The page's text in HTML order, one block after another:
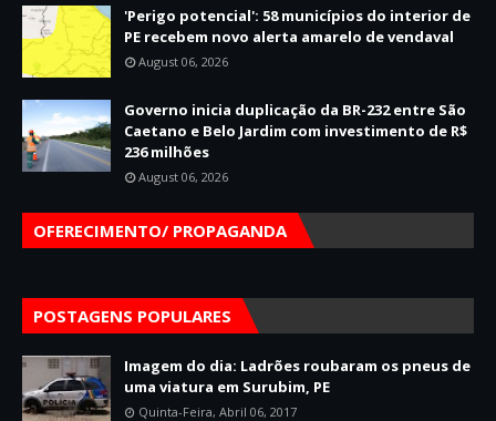
'Perigo potencial': 58 municípios do interior de
PE recebem novo alerta amarelo de vendaval
August 06, 2026
Governo inicia duplicação da BR-232 entre São
Caetano e Belo Jardim com investimento de R$
236 milhões
August 06, 2026
OFERECIMENTO/ PROPAGANDA
POSTAGENS POPULARES
Imagem do dia: Ladrões roubaram os pneus de
uma viatura em Surubim, PE
Quinta-Feira, Abril 06, 2017